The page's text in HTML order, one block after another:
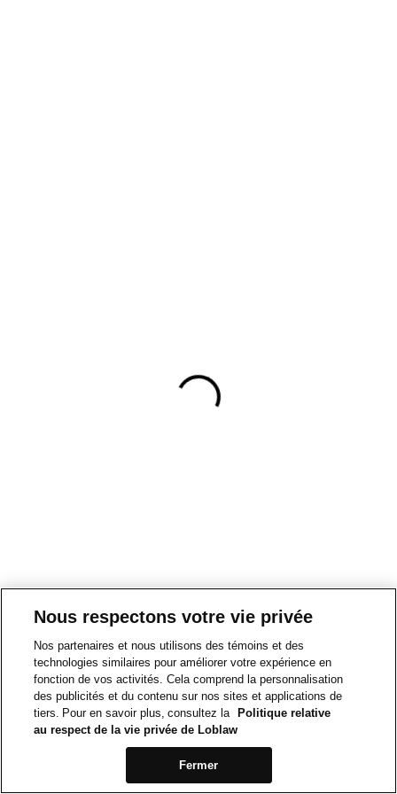
Nous respectons votre vie privée
Nos partenaires et nous utilisons des témoins et des
technologies similaires pour améliorer votre expérience en
fonction de vos activités. Cela comprend la personnalisation
des publicités et du contenu sur nos sites et applications de
tiers. Pour en savoir plus, consultez la
Politique relative
au respect de la vie privée de Loblaw
Fermer